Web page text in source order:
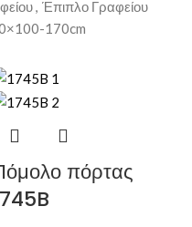
, Έπιπλο Γραφείου
170cm
πόρτας